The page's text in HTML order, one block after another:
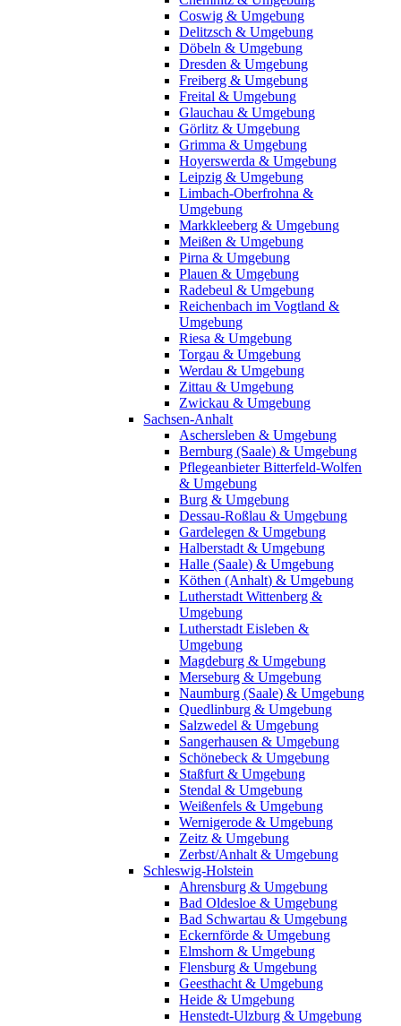
Coswig & Umgebung
Delitzsch & Umgebung
Döbeln & Umgebung
Dresden & Umgebung
Freiberg & Umgebung
Freital & Umgebung
Glauchau & Umgebung
Görlitz & Umgebung
Grimma & Umgebung
Hoyerswerda & Umgebung
Leipzig & Umgebung
Limbach-Oberfrohna &
Umgebung
Markkleeberg & Umgebung
Meißen & Umgebung
Pirna & Umgebung
Plauen & Umgebung
Radebeul & Umgebung
Reichenbach im Vogtland &
Umgebung
Riesa & Umgebung
Torgau & Umgebung
Werdau & Umgebung
Zittau & Umgebung
Zwickau & Umgebung
Sachsen-Anhalt
Aschersleben & Umgebung
Bernburg (Saale) & Umgebung
Pflegeanbieter Bitterfeld-Wolfen
& Umgebung
Burg & Umgebung
Dessau-Roßlau & Umgebung
Gardelegen & Umgebung
Halberstadt & Umgebung
Halle (Saale) & Umgebung
Köthen (Anhalt) & Umgebung
Lutherstadt Wittenberg &
Umgebung
Lutherstadt Eisleben &
Umgebung
Magdeburg & Umgebung
Merseburg & Umgebung
Naumburg (Saale) & Umgebung
Quedlinburg & Umgebung
Salzwedel & Umgebung
Sangerhausen & Umgebung
Schönebeck & Umgebung
Staßfurt & Umgebung
Stendal & Umgebung
Weißenfels & Umgebung
Wernigerode & Umgebung
Zeitz & Umgebung
Zerbst/Anhalt & Umgebung
Schleswig-Holstein
Ahrensburg & Umgebung
Bad Oldesloe & Umgebung
Bad Schwartau & Umgebung
Eckernförde & Umgebung
Elmshorn & Umgebung
Flensburg & Umgebung
Geesthacht & Umgebung
Heide & Umgebung
Henstedt-Ulzburg & Umgebung